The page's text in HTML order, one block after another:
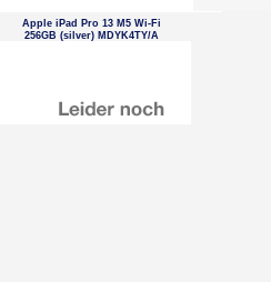
Apple iPad Pro 13 M5 Wi-Fi
256GB (silver) MDYK4TY/A